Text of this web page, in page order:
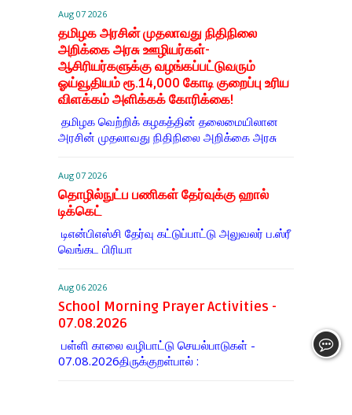
Aug 07 2026
தமிழக அரசின் முதலாவது நிதிநிலை
அறிக்கை அரசு ஊழியர்கள்-
ஆசிரியர்களுக்கு வழங்கப்பட்டுவரும்
ஓய்வூதியம் ரூ.14,000 கோடி குறைப்பு உரிய
விளக்கம் அளிக்கக் கோரிக்கை!
தமிழக வெற்றிக் கழகத்தின் தலைமையிலான
அரசின் முதலாவது நிதிநிலை அறிக்கை அரசு
Aug 07 2026
தொழில்நுட்ப பணிகள் தேர்வுக்கு ஹால் ​
டிக்கெட்
டிஎன்​பிஎஸ்சி தேர்வு கட்​டுப்​பாட்டு அலு​வலர் ப.ஸ்ரீ
வெங்கட பிரியா
Aug 06 2026
School Morning Prayer Activities -
07.08.2026
பள்ளி காலை வழிபாட்டு செயல்பாடுகள் -
07.08.2026திருக்குறள்பால் :